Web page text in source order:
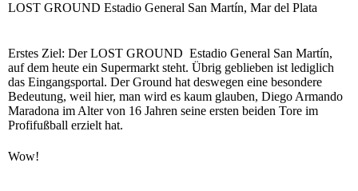
LOST GROUND Estadio General San Martín, Mar del Plata
Erstes Ziel: Der LOST GROUND Estadio General San Martín,
auf dem heute ein Supermarkt steht. Übrig geblieben ist lediglich
das Eingangsportal. Der Ground hat deswegen eine besondere
Bedeutung, weil hier, man wird es kaum glauben, Diego Armando
Maradona im Alter von 16 Jahren seine ersten beiden Tore im
Profifußball erzielt hat.
Wow!